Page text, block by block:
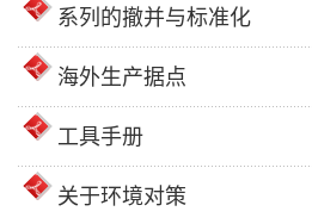
系列的撤并与标准化
海外生产据点
工具手册
关于环境对策